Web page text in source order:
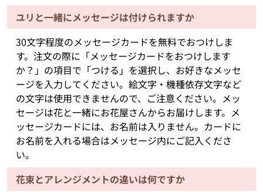
ユリと一緒にメッセージは付けられますか
30文字程度のメッセージカードを無料でおつけしま
す。注文の際に「メッセージカードをおつけします
か？」の項目で「つける」を選択し、お好きなメッセ
ージを入力してください。絵文字・機種依存文字など
の文字は使用できませんので、ご注意ください。メッ
セージは花と一緒にお花屋さんからお届けします。メ
ッセージカードには、お名前は入りません。カードに
お名前を入れる場合はメッセージ内にご記入くださ
い。
花束とアレンジメントの違いは何ですか